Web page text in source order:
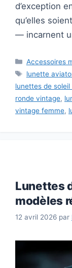
d’exception
qu’elles
— incarnent
Catégories
Accessoires
Étiquettes
lunette
lunettes de
ronde vintage,
vintage femme,
Lunettes
modèles
12 avril 2026 par